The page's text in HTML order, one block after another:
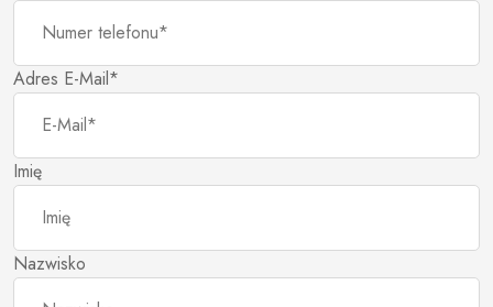
Adres E-Mail*
Imię
Nazwisko